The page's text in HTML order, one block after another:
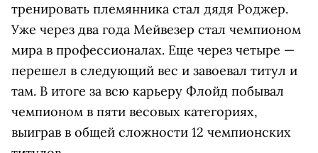
тренировать племянника стал дядя Роджер.
Уже через два года Мейвезер стал чемпионом
мира в профессионалах. Еще через четыре —
перешел в следующий вес и завоевал титул и
там. В итоге за всю карьеру Флойд побывал
чемпионом в пяти весовых категориях,
выиграв в общей сложности 12 чемпионских